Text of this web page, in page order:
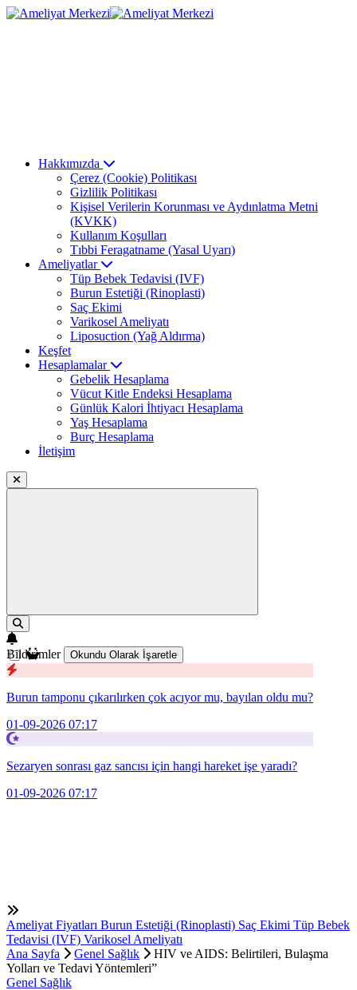
Hakkımızda
Çerez (Cookie) Politikası
Gizlilik Politikası
Kişisel Verilerin Korunması ve Aydınlatma Metni
(KVKK)
Kullanım Koşulları
Tıbbi Feragatname (Yasal Uyarı)
Ameliyatlar
Tüp Bebek Tedavisi (IVF)
Burun Estetiği (Rinoplasti)
Saç Ekimi
Varikosel Ameliyatı
Liposuction (Yağ Aldırma)
Keşfet
Hesaplamalar
Gebelik Hesaplama
Vücut Kitle Endeksi Hesaplama
Günlük Kalori İhtiyacı Hesaplama
Yaş Hesaplama
Burç Hesaplama
İletişim
Bildirimler Okundu Olarak İşaretle
Burun tamponu çıkarılırken çok acıyor mu, bayılan oldu mu?
01-09-2026 07:17
Sezaryen sonrası gaz sancısı için hangi hareket işe yaradı?
01-09-2026 07:17
Ameliyat Fiyatları Burun Estetiği (Rinoplasti) Saç Ekimi Tüp Bebek
Tedavisi (IVF) Varikosel Ameliyatı
Ana Sayfa
Genel Sağlık
HIV ve AIDS: Belirtileri, Bulaşma
Yolları ve Tedavi Yöntemleri”
Genel Sağlık